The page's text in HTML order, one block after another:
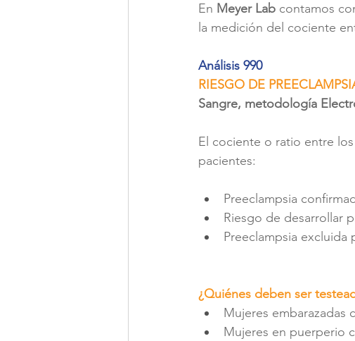
En Meyer Lab contamos
la medición del cociente
Análisis 990
RIESGO DE
Sangre, metodología
El cociente o ratio entre
pacientes:
Preeclampsia
Riesgo de desarrollar
Preeclampsia excluida
¿Quiénes deben ser
Mujeres embarazadas
Mujeres en puerperio